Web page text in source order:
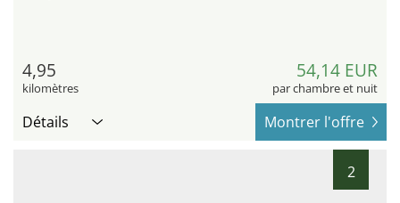
4,95
kilomètres
54,14 EUR
par chambre et nuit
Détails Montrer l'offre
2